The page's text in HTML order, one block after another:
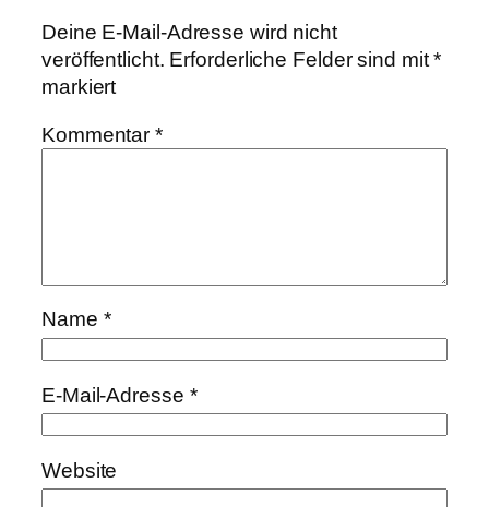
Deine E-Mail-Adresse wird nicht
veröffentlicht. Erforderliche Felder sind mit*
markiert
Kommentar*
Name *
E-Mail-Adresse *
Website